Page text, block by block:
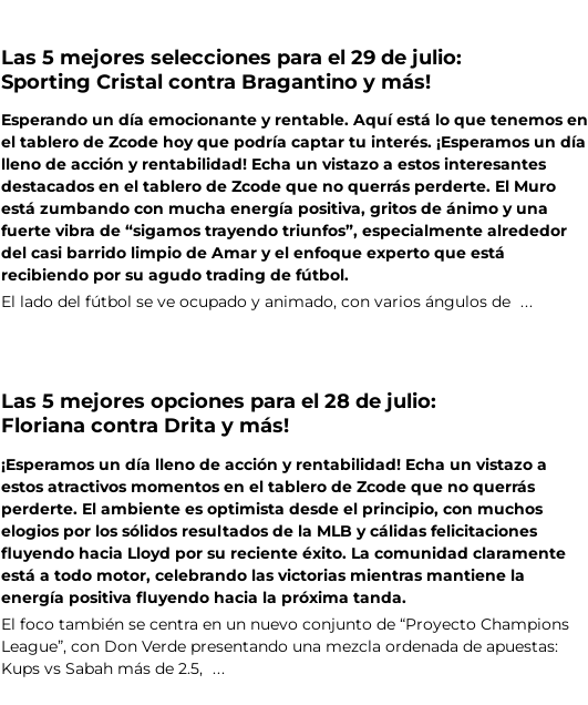
Las 5 mejores selecciones para el 29 de julio:
Sporting Cristal contra Bragantino y más!
Esperando un día emocionante y rentable. Aquí está lo que tenemos en
el tablero de Zcode hoy que podría captar tu interés. ¡Esperamos un día
lleno de acción y rentabilidad! Echa un vistazo a estos interesantes
destacados en el tablero de Zcode que no querrás perderte. El Muro
está zumbando con mucha energía positiva, gritos de ánimo y una
fuerte vibra de “sigamos trayendo triunfos”, especialmente alrededor
del casi barrido limpio de Amar y el enfoque experto que está
recibiendo por su agudo trading de fútbol.
El lado del fútbol se ve ocupado y animado, con varios ángulos de ...
Las 5 mejores opciones para el 28 de julio:
Floriana contra Drita y más!
¡Esperamos un día lleno de acción y rentabilidad! Echa un vistazo a
estos atractivos momentos en el tablero de Zcode que no querrás
perderte. El ambiente es optimista desde el principio, con muchos
elogios por los sólidos resultados de la MLB y cálidas felicitaciones
fluyendo hacia Lloyd por su reciente éxito. La comunidad claramente
está a todo motor, celebrando las victorias mientras mantiene la
energía positiva fluyendo hacia la próxima tanda.
El foco también se centra en un nuevo conjunto de “Proyecto Champions
League”, con Don Verde presentando una mezcla ordenada de apuestas:
Kups vs Sabah más de 2.5, ...